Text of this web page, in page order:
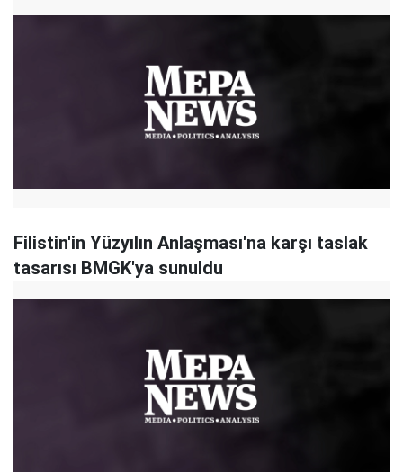
Filistin'in Yüzyılın Anlaşması'na karşı taslak
tasarısı BMGK'ya sunuldu